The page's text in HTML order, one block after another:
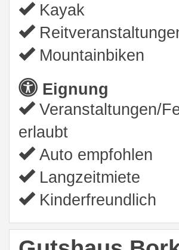
Kayak
Mountainbiken
Eignung
Veranstaltungen/
erlaubt
Auto empfohlen
Langzeitmiete
Kinderfreundlich